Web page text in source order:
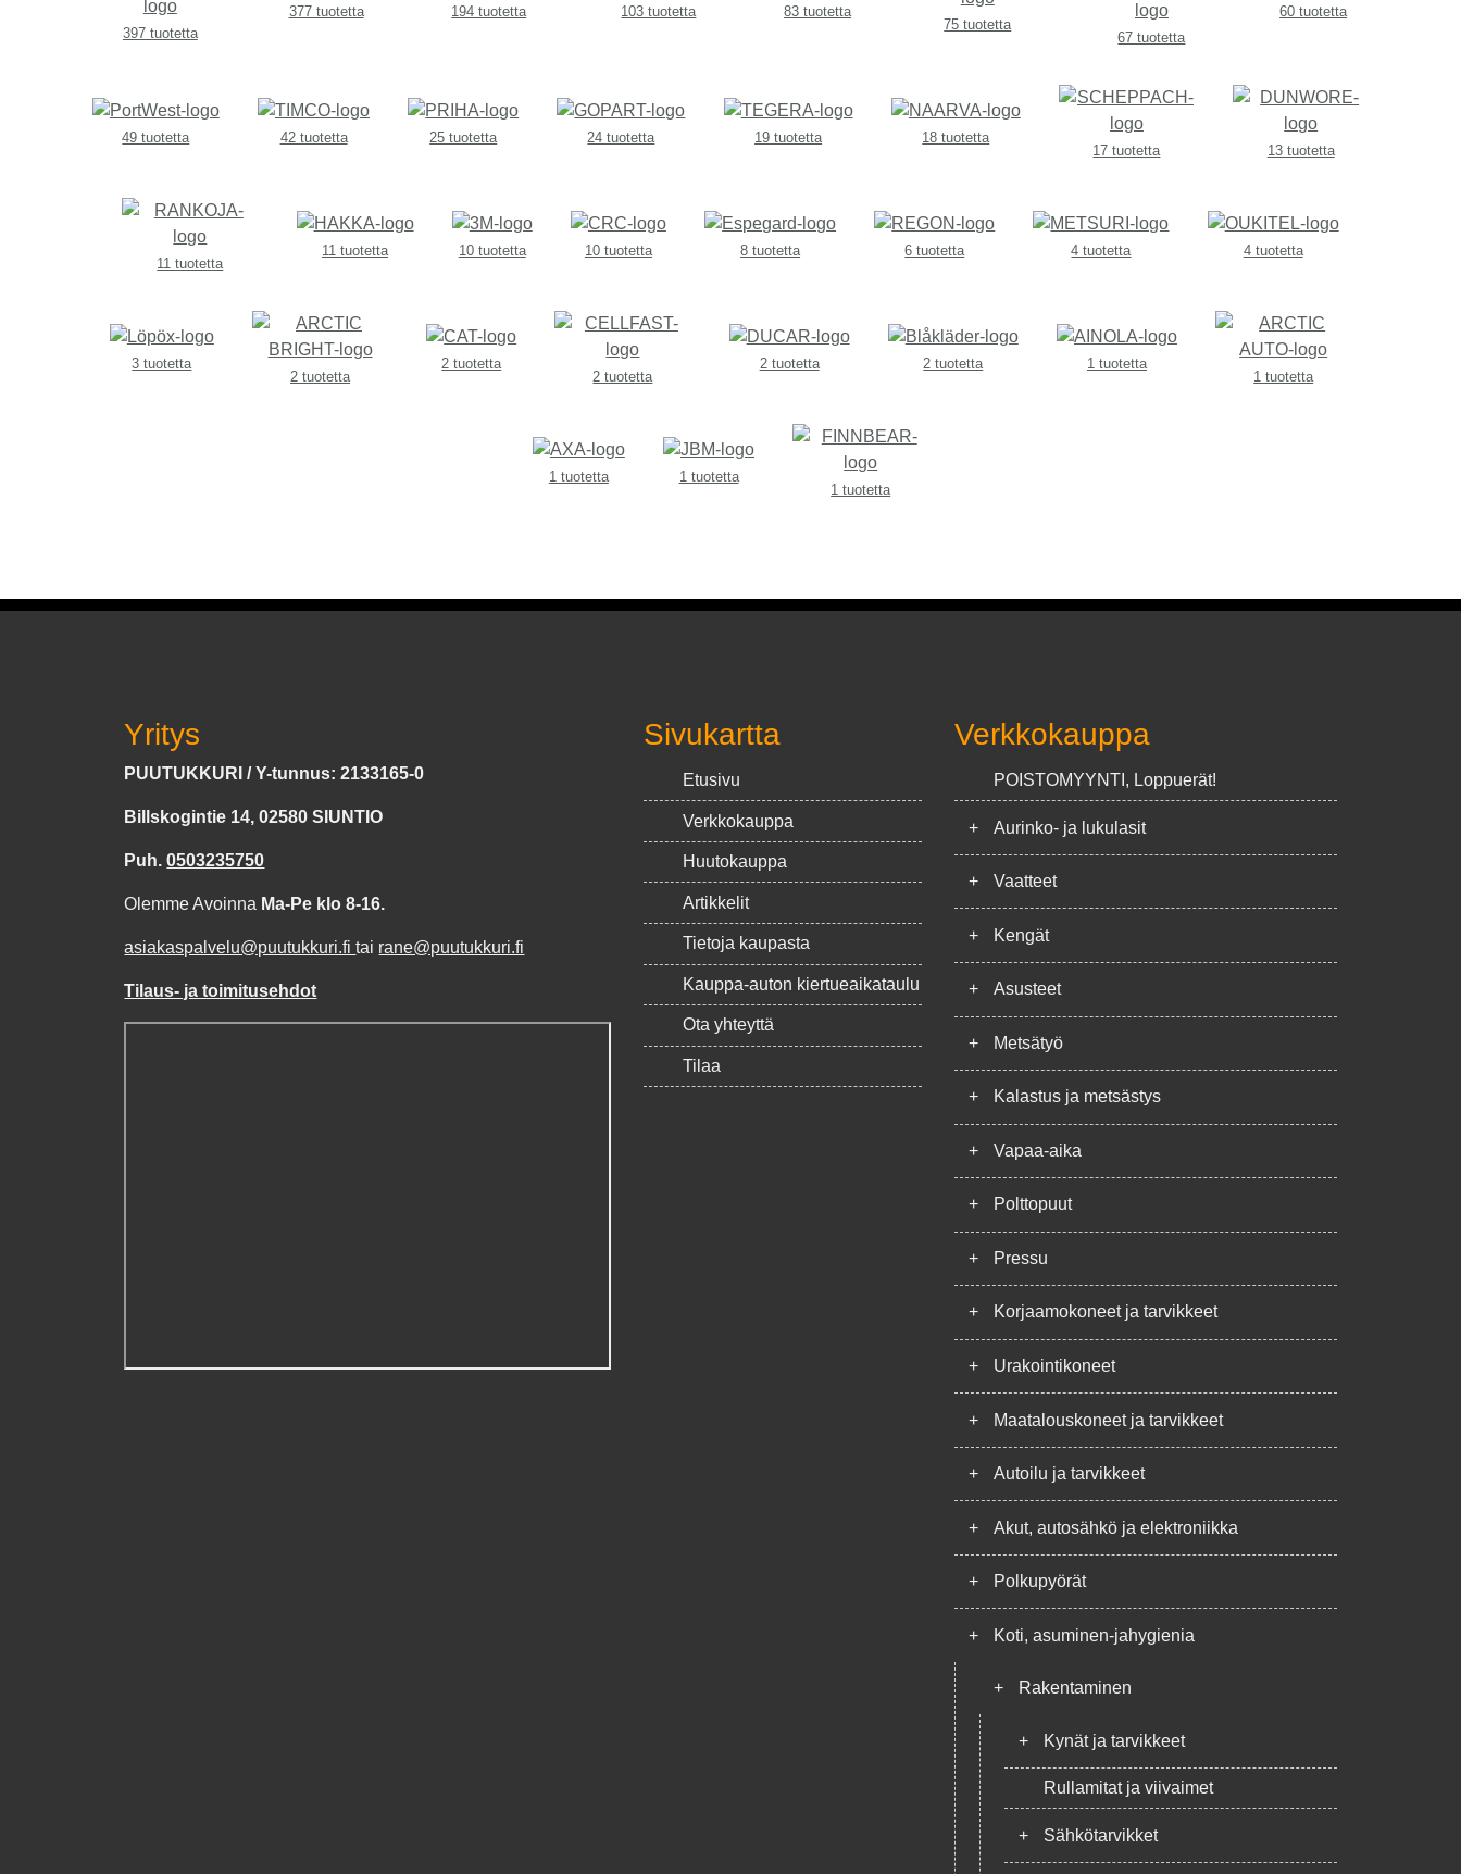
397 tuotetta
377 tuotetta 194 tuotetta 103 tuotetta
83 tuotetta
75 tuotetta
67 tuotetta
60 tuotetta
49 tuotetta 42 tuotetta 25 tuotetta 24 tuotetta 19 tuotetta
18 tuotetta
17 tuotetta
13 tuotetta
11 tuotetta
11 tuotetta 10 tuotetta 10 tuotetta 8 tuotetta 6 tuotetta 4 tuotetta 4 tuotetta
3 tuotetta
2 tuotetta
2 tuotetta
2 tuotetta
2 tuotetta 2 tuotetta
1 tuotetta
1 tuotetta
1 tuotetta
1 tuotetta
1 tuotetta
Yritys
PUUTUKKURI / Y-tunnus: 2133165-0
Billskogintie 14, 02580 SIUNTIO
Puh.0503235750
Olemme Avoinna Ma-Pe klo 8-16.
asiakaspalvelu@puutukkuri.fitai rane@puutukkuri.fi
Tilaus- ja toimitusehdot
Sivukartta
Etusivu
Verkkokauppa
Huutokauppa
Artikkelit
Tietoja kaupasta
Kauppa-auton kiertueaikataulu
Ota yhteyttä
Tilaa
Verkkokauppa
POISTOMYYNTI, Loppuerät!
+ Aurinko- ja lukulasit
+ Vaatteet
+ Kengät
+ Asusteet
+ Metsätyö
+ Kalastus ja metsästys
+ Vapaa-aika
+ Polttopuut
+ Pressu
+ Korjaamokoneet ja tarvikkeet
+ Urakointikoneet
+ Maatalouskoneet ja tarvikkeet
+ Autoilu ja tarvikkeet
+ Akut, autosähkö ja elektroniikka
+ Polkupyörät
+ Koti, asuminen-jahygienia
+ Rakentaminen
+ Kynät ja tarvikkeet
Rullamitat ja viivaimet
+ Sähkötarvikket